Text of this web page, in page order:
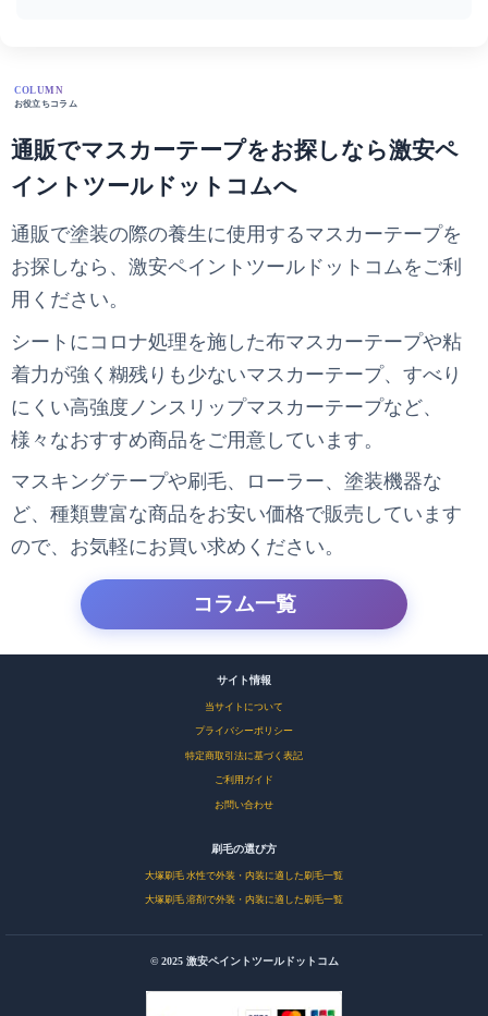
COLUMN
お役立ちコラム
通販でマスカーテープをお探しなら激安ペ
イントツールドットコムへ
通販で塗装の際の養生に使用するマスカーテープを
お探しなら、激安ペイントツールドットコムをご利
用ください。
シートにコロナ処理を施した布マスカーテープや粘
着力が強く糊残りも少ないマスカーテープ、すべり
にくい高強度ノンスリップマスカーテープなど、
様々なおすすめ商品をご用意しています。
マスキングテープや刷毛、ローラー、塗装機器な
ど、種類豊富な商品をお安い価格で販売しています
ので、お気軽にお買い求めください。
コラム一覧
サイト情報
当サイトについて
プライバシーポリシー
特定商取引法に基づく表記
ご利用ガイド
お問い合わせ
刷毛の選び方
大塚刷毛 水性で外装・内装に適した刷毛一覧
大塚刷毛 溶剤で外装・内装に適した刷毛一覧
© 2025 激安ペイントツールドットコム